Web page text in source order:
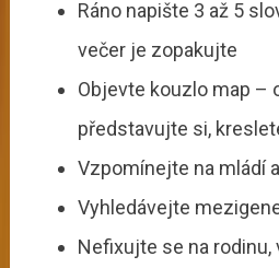
Ráno napište 3 až 5
večer je zopakujte
Objevte kouzlo map –
představujte si,
Vzpomínejte na mládí
Vyhledávejte
Nefixujte se na